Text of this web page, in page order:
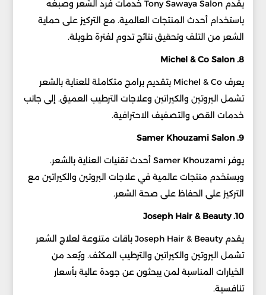
يقدم Tony Sawaya Salon خدمات فرد الشعر وصبغه
باستخدام أحدث المنتجات العالمية. مع التركيز على حماية
الشعر من التلف وتحقيق نتائج تدوم لفترة طويلة.
8. Michel & Co Salon
يعرف Michel & Co بتقديم برامج متكاملة للعناية بالشعر
تشمل البروتين والكيراتين وعلاجات الترطيب العميق. إلى جانب
خدمات القص والتصفيف الاحترافية.
9. Samer Khouzami Salon
يوفر Samer Khouzami أحدث تقنيات العناية بالشعر.
ويستخدم منتجات عالمية في علاجات البروتين والكيراتين مع
التركيز على الحفاظ على صحة الشعر.
10. Joseph Hair & Beauty
يقدم Joseph Hair & Beauty باقات متنوعة لعلاج الشعر
تشمل البروتين والكيراتين والترطيب المكثف. ويُعد من
الخيارات المناسبة لمن يبحثون عن جودة عالية بأسعار
تنافسية.